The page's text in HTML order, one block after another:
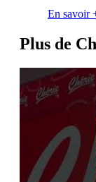
En savoir
Plus de